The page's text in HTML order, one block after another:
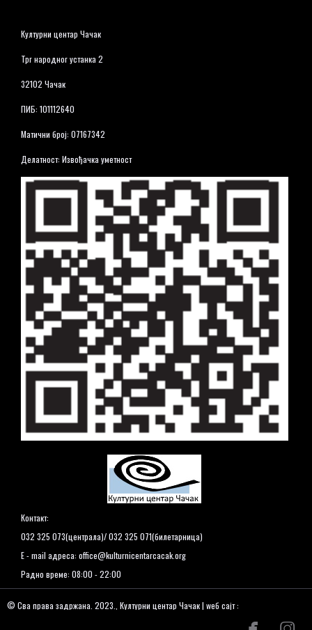
Културни центар Чачак
Трг народног устанка 2
32102 Чачак
ПИБ: 101112640
Матични број: 07167342
Делатност: Извођачка уметност
Контакт:
032 325 073(централа)/ 032 325 071(билетарница)
E - mail адреса: office@kulturnicentarcacak.org
Радно време: 08:00 - 22:00
© Сва права задржана. 2023., Културни центар Чачак | wеб сајт :